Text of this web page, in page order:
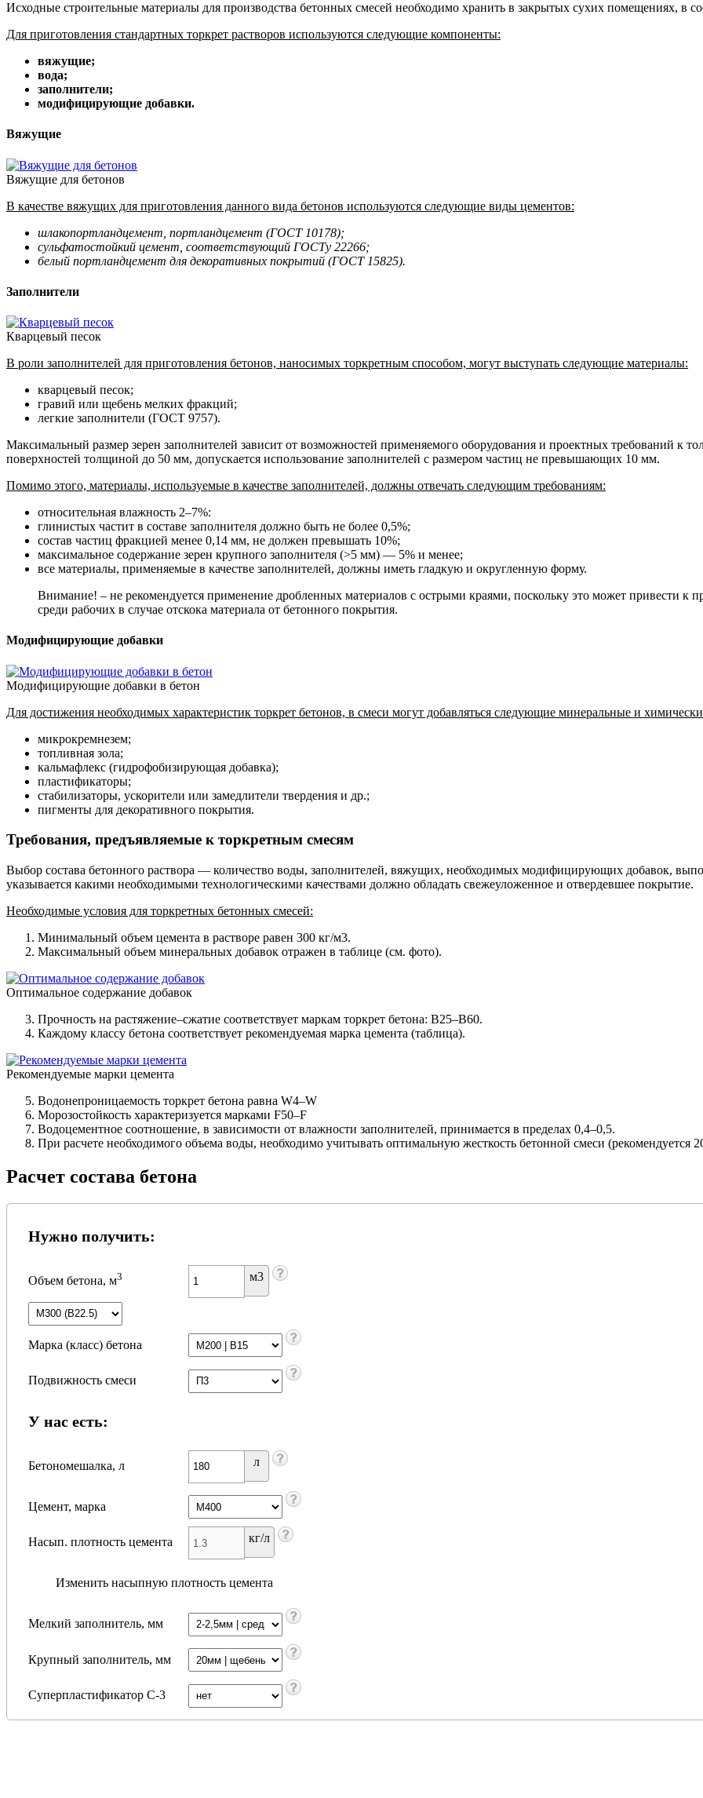
Исходные строительные материалы для производства бетонных смесей необходимо хранить в закрытых сухих помещениях, в
Для приготовления стандартных торкрет растворов используются следующие компоненты:
вяжущие;
вода;
заполнители;
модифицирующие добавки.
Вяжущие
Вяжущие для бетонов
В качестве вяжущих для приготовления данного вида бетонов используются следующие виды цементов:
шлакопортландцемент, портландцемент (ГОСТ 10178);
сульфатостойкий цемент, соответствующий ГОСТу 22266;
белый портландцемент для декоративных покрытий (ГОСТ 15825).
Заполнители
Кварцевый песок
В роли заполнителей для приготовления бетонов, наносимых торкретным способом, могут выступать следующие материалы:
кварцевый песок;
гравий или щебень мелких фракций;
легкие заполнители (ГОСТ 9757).
Максимальный размер зерен заполнителей зависит от возможностей применяемого оборудования и проектных требований к
поверхностей толщиной до 50 мм, допускается использование заполнителей с размером частиц не превышающих 10 мм.
Помимо этого, материалы, используемые в качестве заполнителей, должны отвечать следующим требованиям:
относительная влажность 2–7%:
глинистых частит в составе заполнителя должно быть не более 0,5%;
состав частиц фракцией менее 0,14 мм, не должен превышать 10%;
максимальное содержание зерен крупного заполнителя (>5 мм) — 5% и менее;
все материалы, применяемые в качестве заполнителей, должны иметь гладкую и округленную форму.
Внимание! – не рекомендуется применение дробленных материалов с острыми краями, поскольку это может привести к
среди рабочих в случае отскока материала от бетонного покрытия.
Модифицирующие добавки
Модифицирующие добавки в бетон
Для достижения необходимых характеристик торкрет бетонов, в смеси могут добавляться следующие минеральные и
микрокремнезем;
топливная зола;
кальмафлекс (гидрофобизирующая добавка);
пластификаторы;
стабилизаторы, ускорители или замедлители твердения и др.;
пигменты для декоративного покрытия.
Требования, предъявляемые к торкретным смесям
Выбор состава бетонного раствора — количество воды, заполнителей, вяжущих, необходимых модифицирующих добавок,
указывается какими необходимыми технологическими качествами должно обладать свежеуложенное и отвердевшее покрытие.
Необходимые условия для торкретных бетонных смесей:
Минимальный объем цемента в растворе равен 300 кг/м3.
Максимальный объем минеральных добавок отражен в таблице (см. фото).
Оптимальное содержание добавок
Прочность на растяжение–сжатие соответствует маркам торкрет бетона: В25–В60.
Каждому классу бетона соответствует рекомендуемая марка цемента (таблица).
Рекомендуемые марки цемента
Водонепроницаемость торкрет бетона равна W4–W
Морозостойкость характеризуется марками F50–F
Водоцементное соотношение, в зависимости от влажности заполнителей, принимается в пределах 0,4–0,5.
При расчете необходимого объема воды, необходимо учитывать оптимальную жесткость бетонной смеси (рекомендуется
Расчет состава бетона
Нужно получить:
Объем бетона, м3 м3
Марка (класс) бетона
Подвижность смеси
У нас есть:
Бетономешалка, л л
Цемент, марка
Насып. плотность цемента кг/л
Изменить насыпную плотность цемента
Мелкий заполнитель, мм
Крупный заполнитель, мм
Суперпластификатор С-3